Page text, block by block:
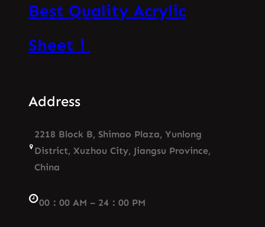
Best Quality Acrylic
Sheet！
Address
2218 Block B, Shimao Plaza, Yunlong
District, Xuzhou City, Jiangsu Province,
China
00：00 AM – 24：00 PM